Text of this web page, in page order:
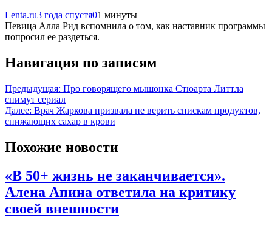
Lenta.ru3 года спустя01 минуты
Певица Алла Рид вспомнила о том, как наставник программы
попросил ее раздеться.
Навигация по записям
Предыдущая: Про говорящего мышонка Стюарта Литтла
снимут сериал
Далее: Врач Жаркова призвала не верить спискам продуктов,
снижающих сахар в крови
Похожие новости
«В 50+ жизнь не заканчивается».
Алена Апина ответила на критику
своей внешности